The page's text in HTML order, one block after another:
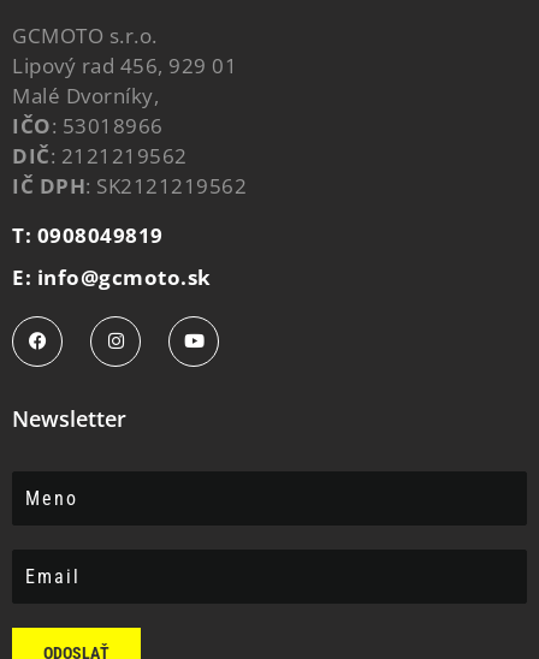
GCMOTO s.r.o.
Lipový rad 456, 929 01
Malé Dvorníky,
IČO: 53018966
DIČ: 2121219562
IČ DPH: SK2121219562
T: 0908049819
E: info@gcmoto.sk
Newsletter
ODOSLAŤ